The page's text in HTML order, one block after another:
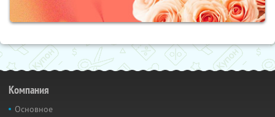
Компания
Основное